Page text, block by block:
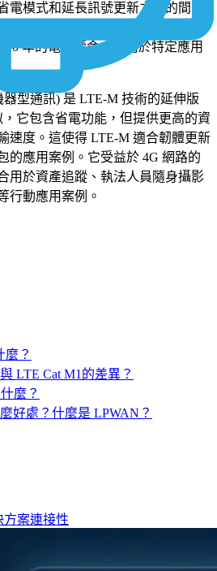
電模式和延長訊號更新之間的間
年的電池壽命，適用於特定應用
型通訊) 是 LTE-M 技術的延伸版
它包含省電功能，但提供更高的資
速度。這使得 LTE-M 適合韌體更新
的應用案例。它受益於 4G 網路的
用於資產追蹤、執法人員隨身攝影
行動應用案例。
麼？
LTE Cat M1的差異？
麼？
好處？什麼是 LPWAN？
方案連接性